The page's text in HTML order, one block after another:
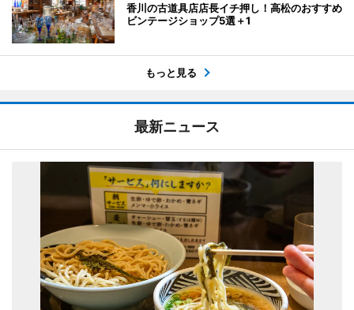
香川の古道具店店長イチ押し！高松のおすすめ
ビンテージショップ5選＋1
もっと見る
最新ニュース